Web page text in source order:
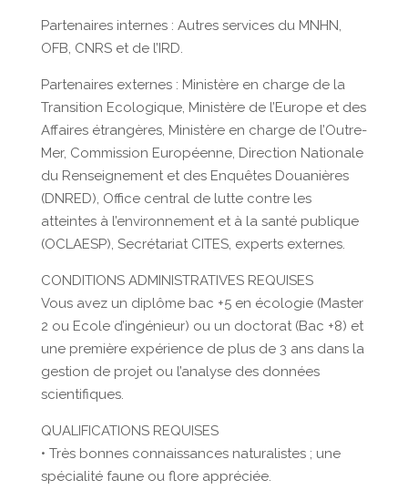
Partenaires internes : Autres services du MNHN,
OFB, CNRS et de l’IRD.
Partenaires externes : Ministère en charge de la
Transition Ecologique, Ministère de l’Europe et des
Affaires étrangères, Ministère en charge de l’Outre-
Mer, Commission Européenne, Direction Nationale
du Renseignement et des Enquêtes Douanières
(DNRED), Office central de lutte contre les
atteintes à l’environnement et à la santé publique
(OCLAESP), Secrétariat CITES, experts externes.
CONDITIONS ADMINISTRATIVES REQUISES
Vous avez un diplôme bac +5 en écologie (Master
2 ou Ecole d’ingénieur) ou un doctorat (Bac +8) et
une première expérience de plus de 3 ans dans la
gestion de projet ou l’analyse des données
scientifiques.
QUALIFICATIONS REQUISES
• Très bonnes connaissances naturalistes ; une
spécialité faune ou flore appréciée.